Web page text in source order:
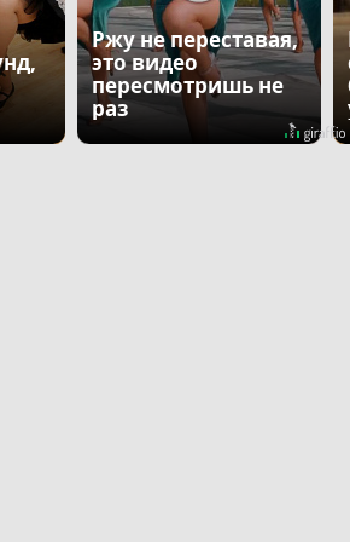
Ржу не переставая,
это видео
пересмотришь не
раз